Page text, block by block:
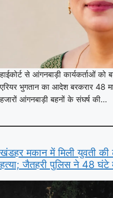
हाईकोर्ट से आंगनबाड़ी कार्यकर्ताओं
एरियर भुगतान का आदेश बरकरार 48
हजारों आंगनबाड़ी बहनों के संघर्ष की…
खंडहर मकान में मिली युवती
हत्या; जैतहरी पुलिस ने 48 घंटे